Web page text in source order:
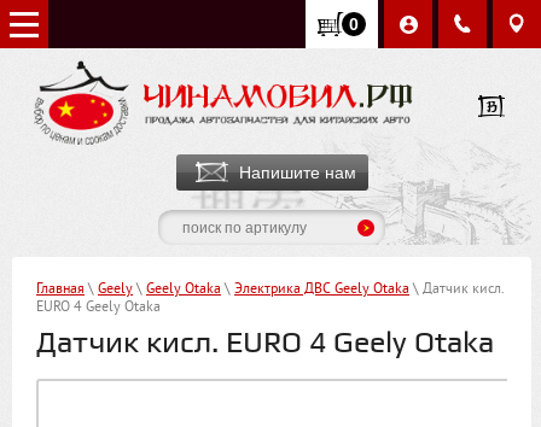
0
Напишите нам
Главная \ Geely \ Geely Otaka \ Электрика ДВС Geely Otaka \ Датчик кисл.
EURO 4 Geely Otaka
Датчик кисл. EURO 4 Geely Otaka